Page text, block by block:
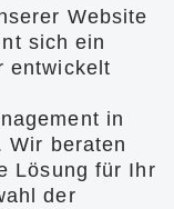
Website
sich ein
entwickelt
in
Wir beraten
Lösung für Ihr
der